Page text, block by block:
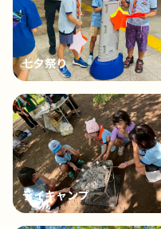
七夕祭り
デイキャンプ